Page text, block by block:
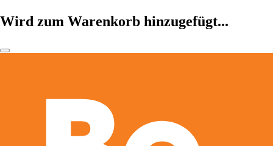
Wird zum Warenkorb hinzugefügt...